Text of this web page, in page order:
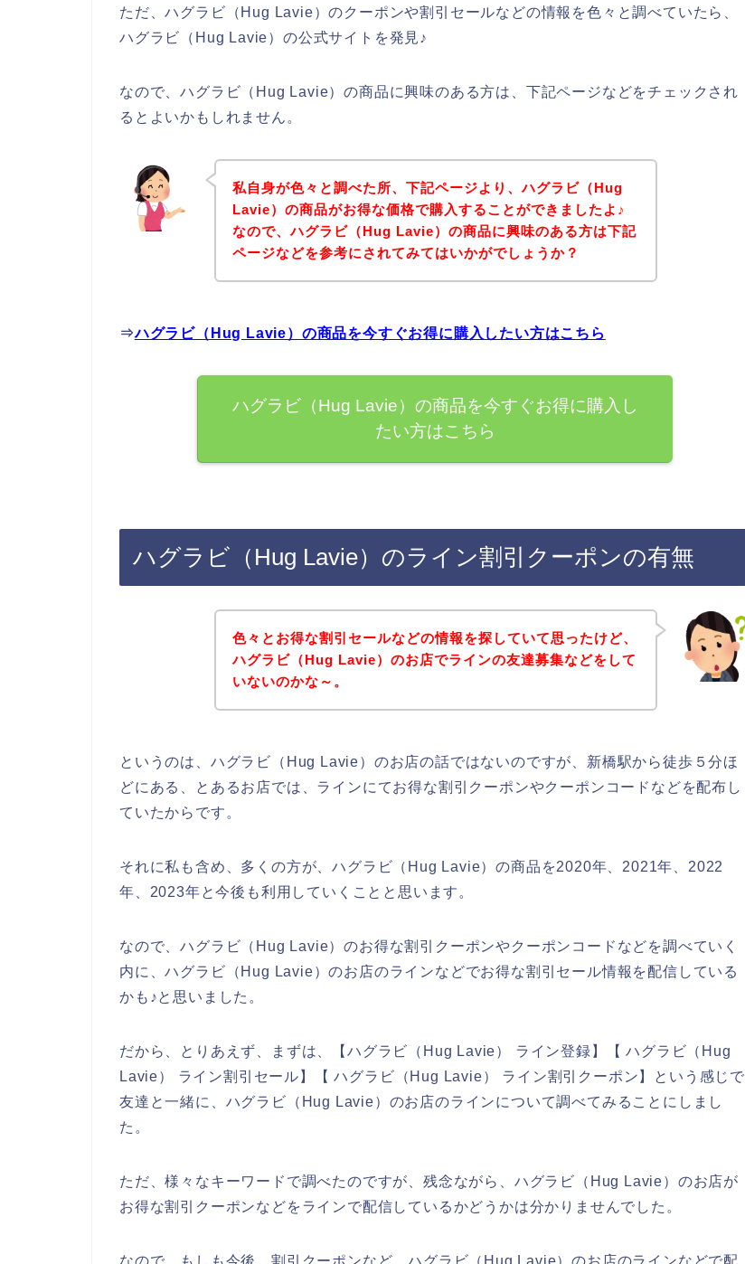
ただ、ハグラビ（Hug Lavie）のクーポンや割引セールなどの情報を色々と調べていたら、
ハグラビ（Hug Lavie）の公式サイトを発見♪
なので、ハグラビ（Hug Lavie）の商品に興味のある方は、下記ページなどをチェックされ
るとよいかもしれません。
私自身が色々と調べた所、下記ページより、ハグラビ（Hug
Lavie）の商品がお得な価格で購入することができましたよ♪
なので、ハグラビ（Hug Lavie）の商品に興味のある方は下記
ページなどを参考にされてみてはいかがでしょうか？
⇒ハグラビ（Hug Lavie）の商品を今すぐお得に購入したい方はこちら
ハグラビ（Hug Lavie）の商品を今すぐお得に購入し
たい方はこちら
ハグラビ（Hug Lavie）のライン割引クーポンの有無
色々とお得な割引セールなどの情報を探していて思ったけど、
ハグラビ（Hug Lavie）のお店でラインの友達募集などをして
いないのかな～。
というのは、ハグラビ（Hug Lavie）のお店の話ではないのですが、新橋駅から徒歩５分ほ
どにある、とあるお店では、ラインにてお得な割引クーポンやクーポンコードなどを配布し
ていたからです。
それに私も含め、多くの方が、ハグラビ（Hug Lavie）の商品を2020年、2021年、2022
年、2023年と今後も利用していくことと思います。
なので、ハグラビ（Hug Lavie）のお得な割引クーポンやクーポンコードなどを調べていく
内に、ハグラビ（Hug Lavie）のお店のラインなどでお得な割引セール情報を配信している
かも♪と思いました。
だから、とりあえず、まずは、【ハグラビ（Hug Lavie） ライン登録】【 ハグラビ（Hug
Lavie） ライン割引セール】【 ハグラビ（Hug Lavie） ライン割引クーポン】という感じで
友達と一緒に、ハグラビ（Hug Lavie）のお店のラインについて調べてみることにしまし
た。
ただ、様々なキーワードで調べたのですが、残念ながら、ハグラビ（Hug Lavie）のお店が
お得な割引クーポンなどをラインで配信しているかどうかは分かりませんでした。